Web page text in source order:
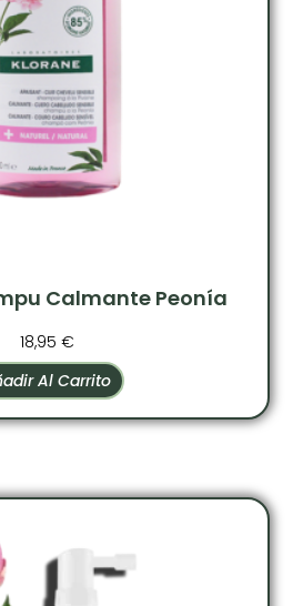
Calmante Peonía
18,95 €
Al Carrito